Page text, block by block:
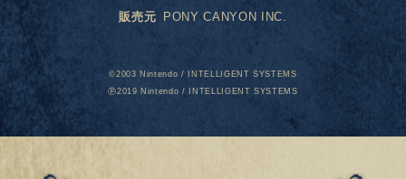
販売元 PONY CANYON INC.
©2003 Nintendo / INTELLIGENT SYSTEMS
ⓟ2019 Nintendo / INTELLIGENT SYSTEMS